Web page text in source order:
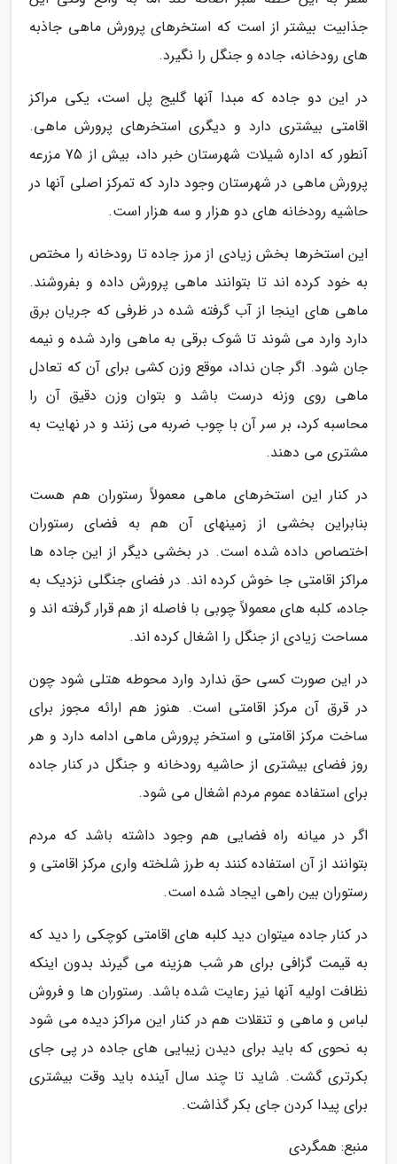
جذابیت بیشتر از است که استخرهای پرورش ماهی جاذبه
های رودخانه، جاده و جنگل را نگیرد.
در این دو جاده که مبدا آنها گلیج پل است، یکی مراکز
اقامتی بیشتری دارد و دیگری استخرهای پرورش ماهی.
آنطور که اداره شیلات شهرستان خبر داد، بیش از 75 مزرعه
پرورش ماهی در شهرستان وجود دارد که تمرکز اصلی آنها در
حاشیه رودخانه های دو هزار و سه هزار است.
این استخرها بخش زیادی از مرز جاده تا رودخانه را مختص
به خود کرده اند تا بتوانند ماهی پرورش داده و بفروشند.
ماهی های اینجا از آب گرفته شده در ظرفی که جریان برق
دارد وارد می شوند تا شوک برقی به ماهی وارد شده و نیمه
جان شود. اگر جان نداد، موقع وزن کشی برای آن که تعادل
ماهی روی وزنه درست باشد و بتوان وزن دقیق آن را
محاسبه کرد، بر سر آن با چوب ضربه می زنند و در نهایت به
مشتری می دهند.
در کنار این استخرهای ماهی معمولاً رستوران هم هست
بنابراین بخشی از زمینهای آن هم به فضای رستوران
اختصاص داده شده است. در بخشی دیگر از این جاده ها
مراکز اقامتی جا خوش کرده اند. در فضای جنگلی نزدیک به
جاده، کلبه های معمولاً چوبی با فاصله از هم قرار گرفته اند و
مساحت زیادی از جنگل را اشغال کرده اند.
در این صورت کسی حق ندارد وارد محوطه هتلی شود چون
در قرق آن مرکز اقامتی است. هنوز هم ارائه مجوز برای
ساخت مرکز اقامتی و استخر پرورش ماهی ادامه دارد و هر
روز فضای بیشتری از حاشیه رودخانه و جنگل در کنار جاده
برای استفاده عموم مردم اشغال می شود.
اگر در میانه راه فضایی هم وجود داشته باشد که مردم
بتوانند از آن استفاده کنند به طرز شلخته واری مرکز اقامتی و
رستوران بین راهی ایجاد شده است.
در کنار جاده میتوان دید کلبه های اقامتی کوچکی را دید که
به قیمت گزافی برای هر شب هزینه می گیرند بدون اینکه
نظافت اولیه آنها نیز رعایت شده باشد. رستوران ها و فروش
لباس و ماهی و تنقلات هم در کنار این مراکز دیده می شود
به نحوی که باید برای دیدن زیبایی های جاده در پی جای
بکرتری گشت. شاید تا چند سال آینده باید وقت بیشتری
برای پیدا کردن جای بکر گذاشت.
منبع: همگردی